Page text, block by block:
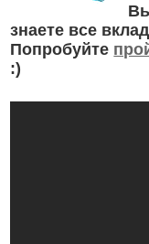
знаете все
Попробуйте
:)